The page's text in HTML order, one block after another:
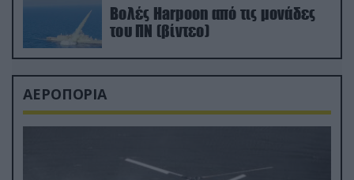
Βολές Harpoon από τις μονάδες
του ΠΝ (βίντεο)
ΑΕΡΟΠΟΡΙΑ